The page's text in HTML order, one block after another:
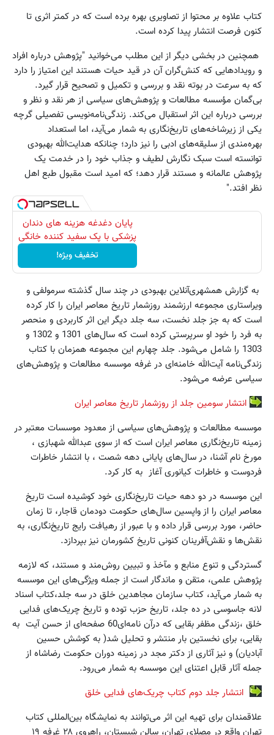
کتاب علاوه بر محتوا از تصاویری بهره برده است که در کمتر اثری تا
کنون فرصت انتشار پیدا کرده است.
همچنین در بخشی دیگر از این مطلب می‌خوانید "پژوهش درباره افراد
و رویدادهایی که کنش‌گران آن در قید حیات هستند این امتیاز را دارد
که به سرعت در بوته نقد و بررسی و تکمیل و تصحیح قرار ‌گیرد.
بی‌گمان مؤسسه مطالعات و پژوهش‌های سیاسی از هر نقد و نظر و
بررسی درباره این اثر استقبال می‌کند. زندگی‌نامه‌نویسی تفصیلی گرچه
یکی از زیرشاخه‌های تاریخ‌نگاری به شمار می‌آید، اما استعداد
بهره‌مندی از سلیقه‌های ادبی را نیز دارد؛ چنانکه هدایت‌الله بهبودی
توانسته است سبک نگارش لطیف و جذاب خود را در خدمت یک
پژوهش عالمانه و مستند قرار دهد؛ که امید است مقبول طبع اهل
نظر افتد."
پایان دغدغه هزینه های دندان
پزشکی با پک سفید کننده خانگی
تخفیف ویژه!
به گزارش همشهری‌آنلاین بهبودی در چند سال گذشته سرمولفی و
ویراستاری مجموعه ارزشمند روزشمار تاریخ معاصر ایران را کار کرده
است که به جز جلد نخست، سه جلد دیگر این اثر کاربردی و منحصر
به فرد را خود او سرپرستی کرده است که سال‌های 1301 و 1302 و
1303 را شامل می‌شود. جلد چهارم این مجموعه همزمان با کتاب
زندگی‌نامه آیت‌الله خامنه‌ای در غرفه موسسه مطالعات و پژوهش‌های
سیاسی عرضه می‌شود.
انتشار سومین جلد از روزشمار تاریخ معاصر ایران
موسسه مطالعات و پژوهش‌های سیاسی از معدود موسسات معتبر در
زمینه تاریخ‌نگاری معاصر ایران است که از سوی عبدالله شهبازی ،
مورخ نام آشنا، در سال‌های پایانی دهه شصت ، با انتشار خاطرات
فردوست و خاطرات کیانوری آغاز به کار کرد.
این موسسه در دو دهه حیات تاریخ‌نگاری خود کوشیده است تاریخ
معاصر ایران را از واپسین سال‌های حکومت دودمان قاجار، تا زمان
حاضر، مورد بررسی قرار داده و با عبور از رهیافت رایج تاریخ‌نگاری، به
نقش‌ها و نقش‌‌آفرینان کنونی تاریخ کشورمان نیز بپردازد.
گستردگی و تنوع منابع و مآخذ و تبیین روش‌مند و مستند، که لازمه
پژوهش علمی، متقن و ماندگار است از جمله ویژگی‌های این موسسه
به شمار می‌آید، کتاب سازمان مجاهدین خلق در سه جلد،کتاب اسناد
لانه جاسوسی در ده جلد، تاریخ حزب توده و تاریخ چریک‌های فدایی
خلق ،زندگی مظفر بقایی که در‌آن نامه‌ای60 صفحه‌ای از حسن آیت به
بقایی، برای نخستین بار منتشر و تحلیل شد( به کوشش حسین
آبادیان) و نیز آثاری از دکتر مجد در زمینه دوران حکومت رضاشاه از
جمله آثار قابل اعتنای این موسسه به شمار می‌رود.
انتشار جلد دوم کتاب چریک‌های فدایی خلق
علاقمندان برای تهیه این اثر می‌توانند به نمایشگاه بین‌المللی کتاب
تهران واقع در مصلای تهران، سالن شبستان، راهروی ۲۸ غرفه ۱۹